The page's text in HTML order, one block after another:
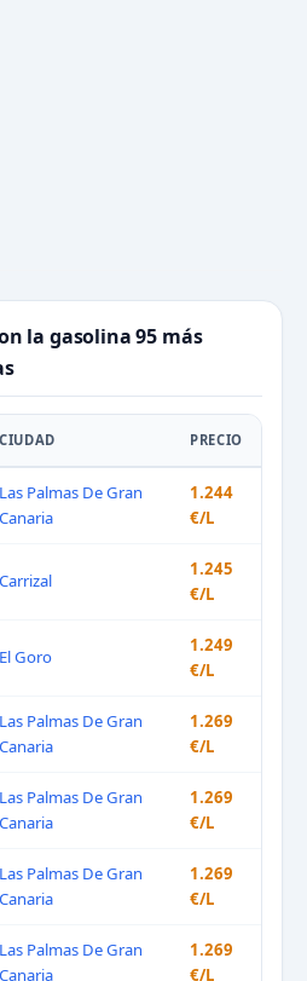
la gasolina 95 más
CIUDAD PRECIO
Las Palmas De Gran
Canaria
1.244
€/L
Carrizal
1.245
€/L
El Goro
1.249
€/L
Las Palmas De Gran
Canaria
1.269
€/L
Las Palmas De Gran
Canaria
1.269
€/L
Las Palmas De Gran
Canaria
1.269
€/L
Las Palmas De Gran
Canaria
1.269
€/L